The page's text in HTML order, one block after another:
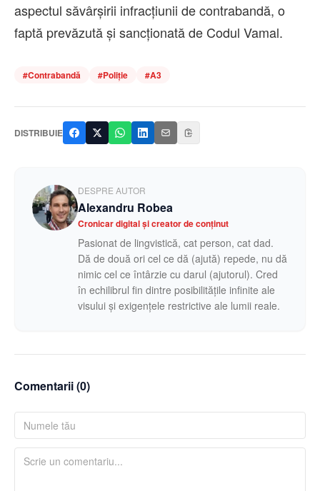
aspectul săvârșirii infracțiunii de contrabandă, o
faptă prevăzută și sancționată de Codul Vamal.
#Contrabandă #Poliție #A3
DISTRIBUIE
DESPRE AUTOR
Alexandru Robea
Cronicar digital și creator de conținut
Pasionat de lingvistică, cat person, cat dad.
Dă de două ori cel ce dă (ajută) repede, nu dă
nimic cel ce întârzie cu darul (ajutorul). Cred
în echilibrul fin dintre posibilitățile infinite ale
visului și exigențele restrictive ale lumii reale.
Comentarii (0)